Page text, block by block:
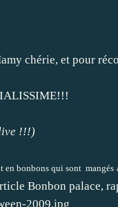
chérie, et pour
!!!)
en bonbons qui sont mangés
Bonbon palace,